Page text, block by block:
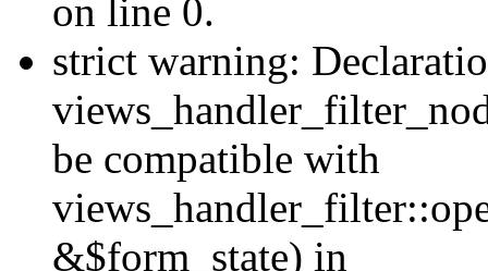
on line 0.
strict warning:
be compatible with
&$form_state) in